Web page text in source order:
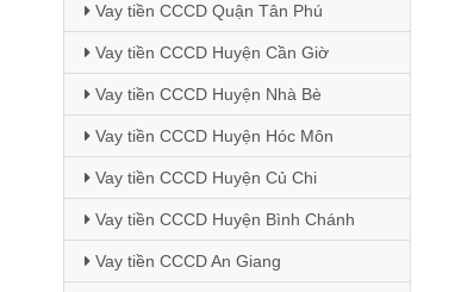
Vay tiền CCCD Quận Tân Phú
Vay tiền CCCD Huyện Cần Giờ
Vay tiền CCCD Huyện Nhà Bè
Vay tiền CCCD Huyện Hóc Môn
Vay tiền CCCD Huyện Củ Chi
Vay tiền CCCD Huyện Bình Chánh
Vay tiền CCCD An Giang